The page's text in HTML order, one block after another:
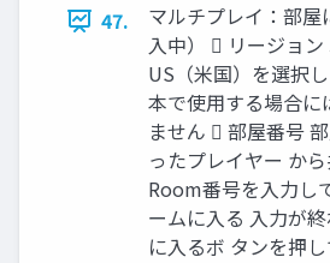
47.
マルチプレイ：部屋
入中）  リージョ
US（米国）を選択
本で使用する場合に
ません  部屋番号
ったプレイヤー か
Room番号を入力し
ームに入る 入力が
に入るボ タンを押